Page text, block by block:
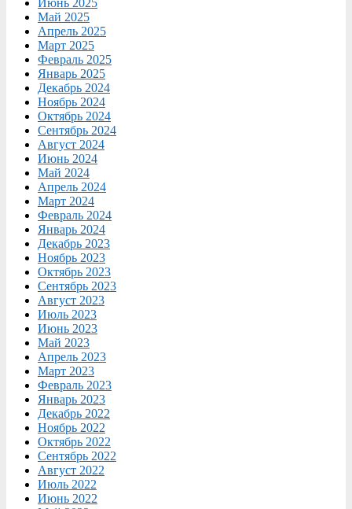
Июнь 2025
Май 2025
Апрель 2025
Март 2025
Февраль 2025
Январь 2025
Декабрь 2024
Ноябрь 2024
Октябрь 2024
Сентябрь 2024
Август 2024
Июнь 2024
Май 2024
Апрель 2024
Март 2024
Февраль 2024
Январь 2024
Декабрь 2023
Ноябрь 2023
Октябрь 2023
Сентябрь 2023
Август 2023
Июль 2023
Июнь 2023
Май 2023
Апрель 2023
Март 2023
Февраль 2023
Январь 2023
Декабрь 2022
Ноябрь 2022
Октябрь 2022
Сентябрь 2022
Август 2022
Июль 2022
Июнь 2022